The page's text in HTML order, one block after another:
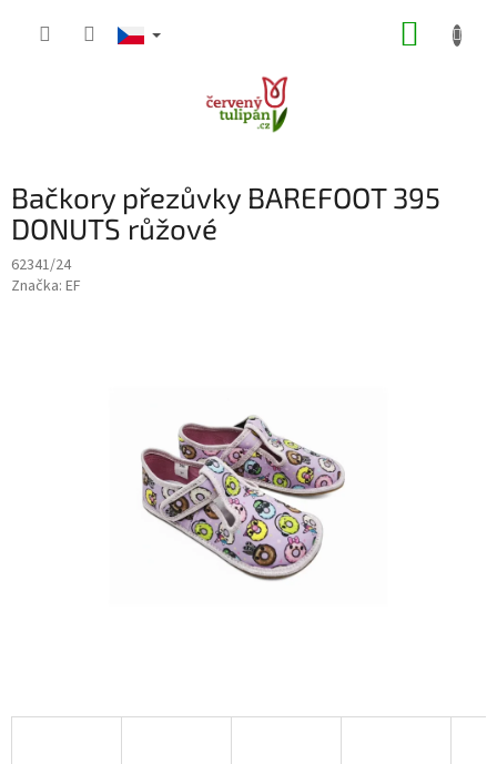
Bačkory přezůvky BAREFOOT 395
DONUTS růžové
62341/24
Značka: EF